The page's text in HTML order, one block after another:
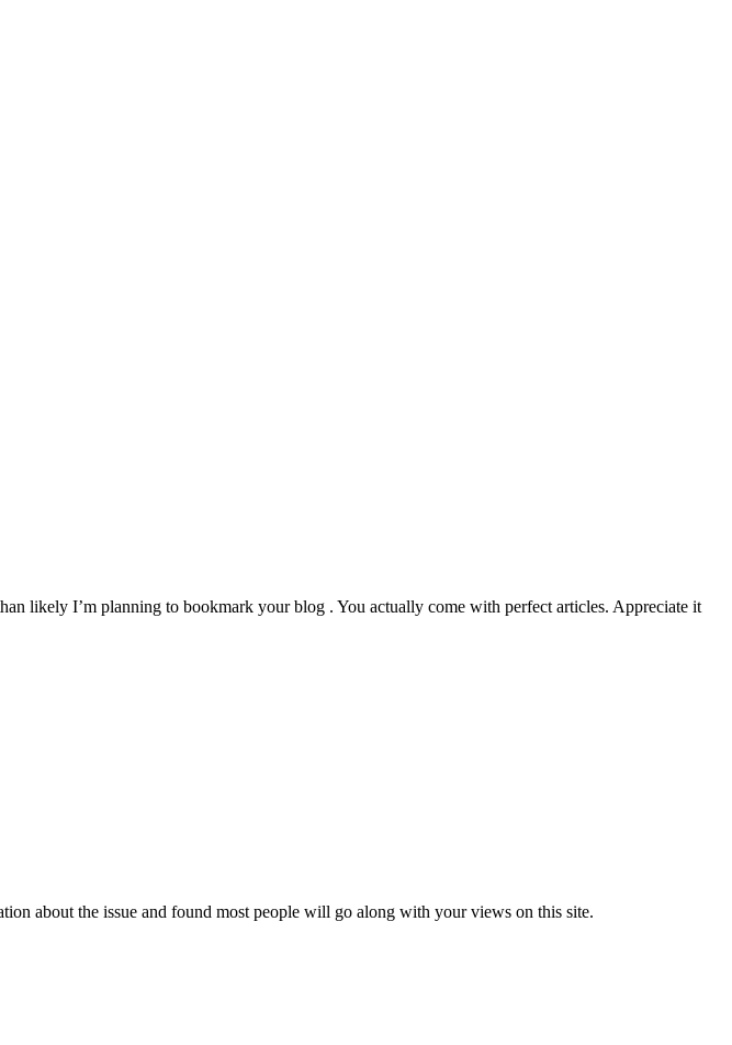
likely I’m planning to bookmark your blog . You actually come with perfect articles. Appreciate it
about the issue and found most people will go along with your views on this site.